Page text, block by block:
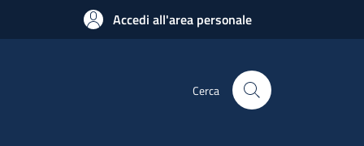
Accedi all'area personale
Cerca